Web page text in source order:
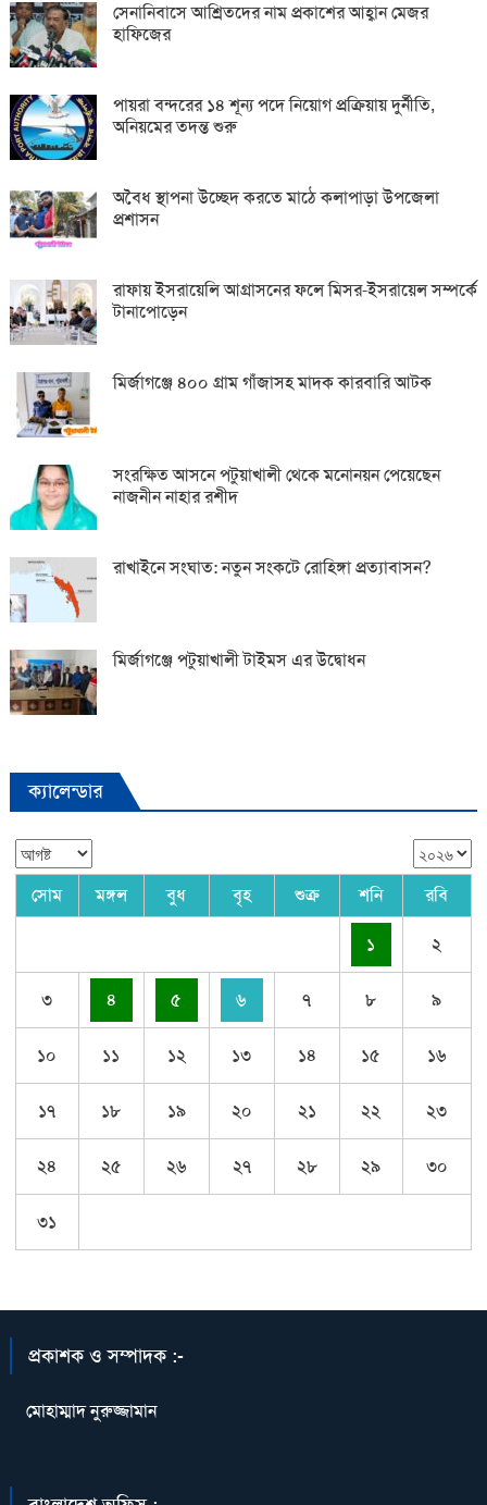
সেনানিবাসে আশ্রিতদের নাম প্রকাশের আহ্বান মেজর
হাফিজের
পায়রা বন্দরের ১৪ শূন্য পদে নিয়োগ প্রক্রিয়ায় দুর্নীতি,
অনিয়মের তদন্ত শুরু
অবৈধ স্থাপনা উচ্ছেদ করতে মাঠে কলাপাড়া উপজেলা
প্রশাসন
রাফায় ইসরায়েলি আগ্রাসনের ফলে মিসর-ইসরায়েল সম্পর্কে
টানাপোড়েন
মির্জাগঞ্জে ৪০০ গ্রাম গাঁজাসহ মাদক কারবারি আটক
সংরক্ষিত আসনে পটুয়াখালী থেকে মনোনয়ন পেয়েছেন
নাজনীন নাহার রশীদ
রাখাইনে সংঘাত: নতুন সংকটে রোহিঙ্গা প্রত্যাবাসন?
মির্জাগঞ্জে পটুয়াখালী টাইমস এর উদ্বোধন
ক্যালেন্ডার
সোম মঙ্গল বুধ বৃহ শুক্র শনি রবি
১ ২
৩ ৪ ৫ ৬ ৭ ৮ ৯
১০ ১১ ১২ ১৩ ১৪ ১৫ ১৬
১৭ ১৮ ১৯ ২০ ২১ ২২ ২৩
২৪ ২৫ ২৬ ২৭ ২৮ ২৯ ৩০
৩১
প্রকাশক ও সম্পাদক :-
মোহাম্মাদ নুরুজ্জামান